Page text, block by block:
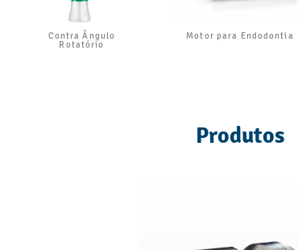
Contra Ângulo
Rotatório
Motor para Endodontia
Produtos